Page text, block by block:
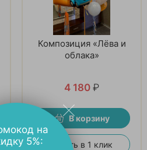
Композиция «Лёва и
облака»
4 180 ₽
В корзину
Купить в 1 клик
на
5%: